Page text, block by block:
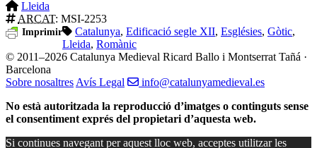
Lleida
ARCAT: MSI-2253
Imprimir Catalunya, Edificació segle XII, Esglésies, Gòtic,
Lleida, Romànic
© 2011–2026 Catalunya Medieval Ricard Ballo i Montserrat Tañá ·
Barcelona
Sobre nosaltres Avís Legal
info@catalunyamedieval.es
No està autoritzada la reproducció d’imatges o continguts sense
el consentiment exprés del propietari d’aquesta web.
Si continues navegant per aquest lloc web, acceptes utilitzar les